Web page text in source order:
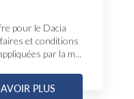
pour le Dacia
et conditions
par la m...
PLUS